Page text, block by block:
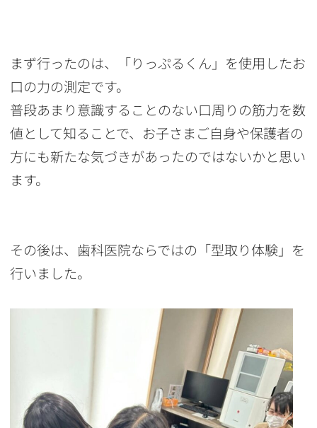
まず行ったのは、「りっぷるくん」を使用したお
口の力の測定です。
普段あまり意識することのない口周りの筋力を数
値として知ることで、お子さまご自身や保護者の
方にも新たな気づきがあったのではないかと思い
ます。
その後は、歯科医院ならではの「型取り体験」を
行いました。